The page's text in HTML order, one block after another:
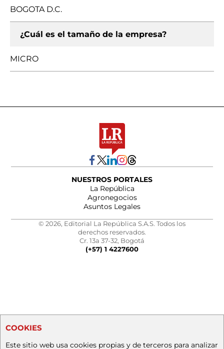
BOGOTA D.C.
¿Cuál es el tamaño de la empresa?
MICRO
NUESTROS PORTALES
La República
Agronegocios
Asuntos Legales
© 2026, Editorial La República S.A.S. Todos los
derechos reservados.
Cr. 13a 37-32, Bogotá
(+57) 1 4227600
COOKIES
Este sitio web usa cookies propias y de terceros para analizar